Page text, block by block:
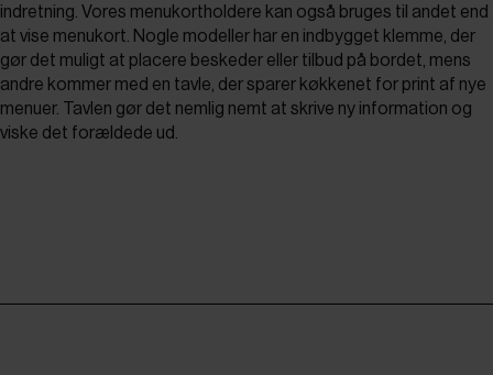
indretning. Vores menukortholdere kan også bruges til andet end
at vise menukort. Nogle modeller har en indbygget klemme, der
gør det muligt at placere beskeder eller tilbud på bordet, mens
andre kommer med en tavle, der sparer køkkenet for print af nye
menuer. Tavlen gør det nemlig nemt at skrive ny information og
viske det forældede ud.